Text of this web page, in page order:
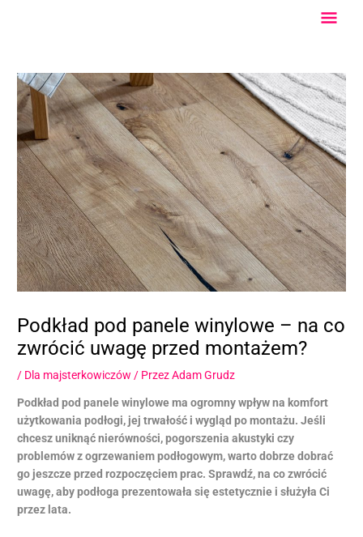
Podkład pod panele winylowe – na co
zwrócić uwagę przed montażem?
/ Dla majsterkowiczów / PrzezAdam Grudz
Podkład pod panele winylowe ma ogromny wpływ na komfort
użytkowania podłogi, jej trwałość i wygląd po montażu. Jeśli
chcesz uniknąć nierówności, pogorszenia akustyki czy
problemów z ogrzewaniem podłogowym, warto dobrze dobrać
go jeszcze przed rozpoczęciem prac. Sprawdź, na co zwrócić
uwagę, aby podłoga prezentowała się estetycznie i służyła Ci
przez lata.